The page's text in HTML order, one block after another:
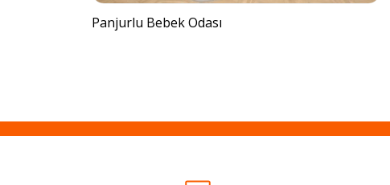
Panjurlu Bebek Odası